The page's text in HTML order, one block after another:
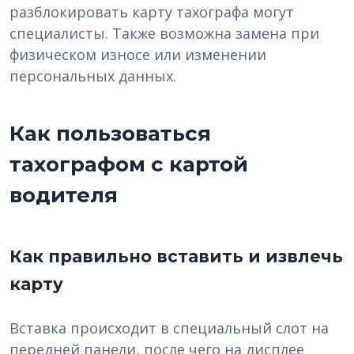
разблокировать карту тахографа могут
специалисты. Также возможна замена при
физическом износе или изменении
персональных данных.
Как пользоваться
тахографом с картой
водителя
Как правильно вставить и извлечь
карту
Вставка происходит в специальный слот на
передней панели, после чего на дисплее